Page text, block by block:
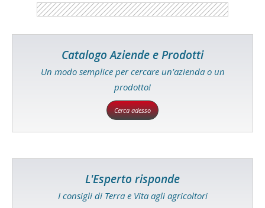
Catalogo Aziende e Prodotti
Un modo semplice per cercare un'azienda o un
prodotto!
Cerca adesso
L'Esperto risponde
I consigli di Terra e Vita agli agricoltori